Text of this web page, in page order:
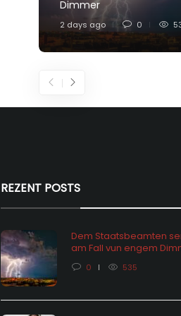
Dimmer
2 days ago 0
REZENT POSTS
Dem Staatsbeamten
am Fall vun engem
0 535